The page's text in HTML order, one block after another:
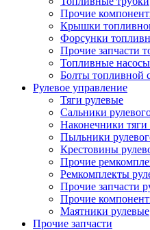
Прочие
Крышки
Форсунки
Прочие запчасти
Топливные насосы
Болты топливной
Рулевое управление
Тяги рулевые
Сальники
Наконечники тяги
Пыльники
Крестовины
Прочие
Ремкомплекты
Прочие запчасти
Прочие
Маятники рулевые
Прочие запчасти